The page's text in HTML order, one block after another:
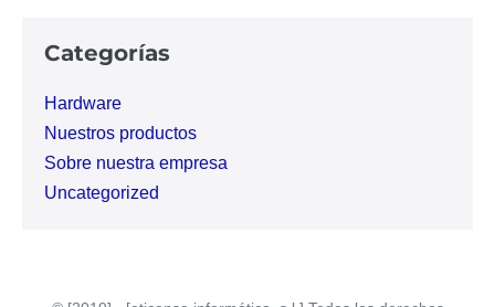
Categorías
Hardware
Nuestros productos
Sobre nuestra empresa
Uncategorized